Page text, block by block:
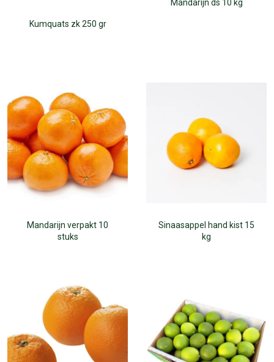
Kumquats zk 250 gr
Mandarijn ds 10 kg
Mandarijn verpakt 10
stuks
Sinaasappel hand kist 15
kg